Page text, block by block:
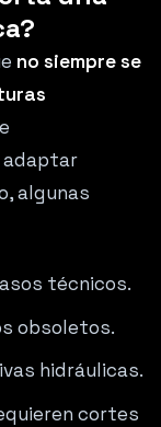
no siempre se
adaptar
algunas
técnicos.
obsoletos.
hidráulicas.
cortes